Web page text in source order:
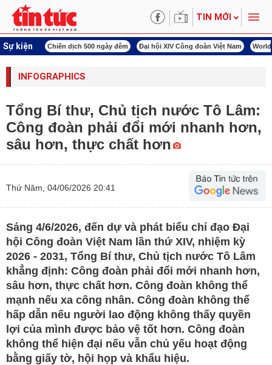
TIN MỚI
Sự kiện
mạng Chiến dịch 500 ngày đêm Đại hội XIV Công đoàn Việt Nam
INFOGRAPHICS
Tổng Bí thư, Chủ tịch nước Tô Lâm:
Công đoàn phải đổi mới nhanh hơn,
sâu hơn, thực chất hơn
Thứ Năm, 04/06/2026 20:41
Sáng 4/6/2026, đến dự và phát biểu chỉ đạo Đại
hội Công đoàn Việt Nam lần thứ XIV, nhiệm kỳ
2026 - 2031, Tổng Bí thư, Chủ tịch nước Tô Lâm
khẳng định: Công đoàn phải đổi mới nhanh hơn,
sâu hơn, thực chất hơn. Công đoàn không thể
mạnh nếu xa công nhân. Công đoàn không thể
hấp dẫn nếu người lao động không thấy quyền
lợi của mình được bảo vệ tốt hơn. Công đoàn
không thể hiện đại nếu vẫn chủ yếu hoạt động
bằng giấy tờ, hội họp và khẩu hiệu.